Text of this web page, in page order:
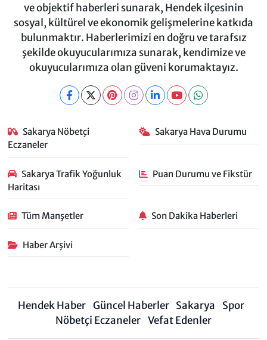
ve objektif haberleri sunarak, Hendek ilçesinin
sosyal, kültürel ve ekonomik gelişmelerine katkıda
bulunmaktır. Haberlerimizi en doğru ve tarafsız
şekilde okuyucularımıza sunarak, kendimize ve
okuyucularımıza olan güveni korumaktayız.
Sakarya Nöbetçi
Eczaneler
Sakarya Hava Durumu
Sakarya Trafik Yoğunluk
Haritası
Puan Durumu ve Fikstür
Tüm Manşetler Son Dakika Haberleri
Haber Arşivi
Hendek Haber Güncel Haberler Sakarya
Spor
Nöbetçi Eczaneler Vefat Edenler